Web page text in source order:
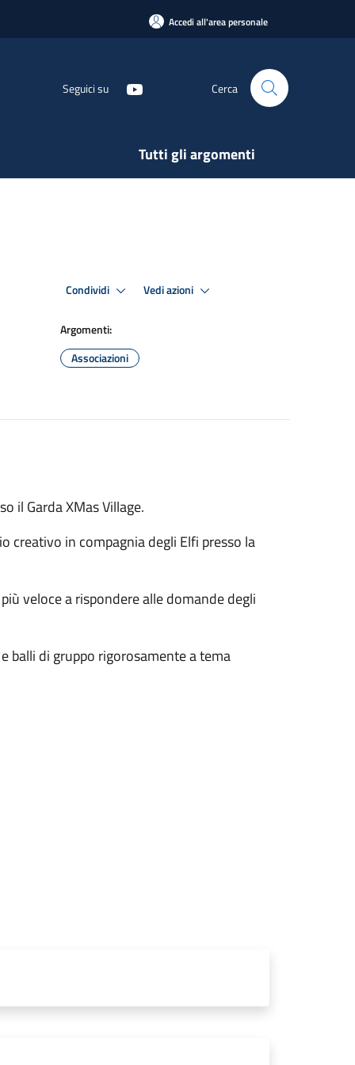
Accedi all'area personale
Seguici su Cerca
Tutti gli argomenti
Condividi Vedi azioni
Argomenti:
Associazioni
il Garda XMas Village.
creativo in compagnia degli Elfi presso la
veloce a rispondere alle domande degli
balli di gruppo rigorosamente a tema